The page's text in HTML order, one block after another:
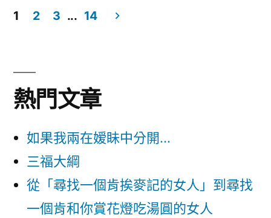
歌
章
導
1 2 3 ... 14
熱門文章
如果我兩在嫒眛中分開...
三福大綱
從「尋找一個肯挨麥記的女人」到尋找
一個肯和你賞花燈吃湯圓的女人